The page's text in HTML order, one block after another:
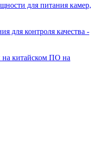
для питания камер,
для контроля качества -
на китайском ПО на